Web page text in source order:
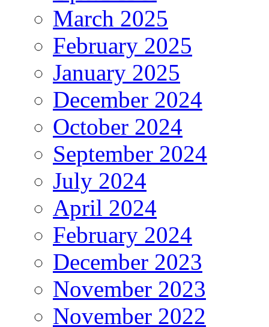
March 2025
February 2025
January 2025
December 2024
October 2024
September 2024
July 2024
April 2024
February 2024
December 2023
November 2023
November 2022